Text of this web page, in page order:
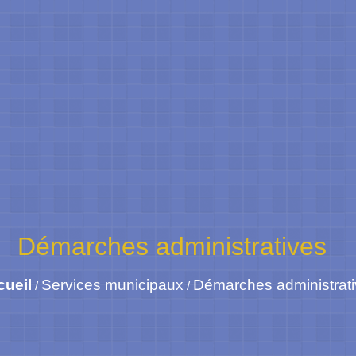
Démarches administratives
/ Services municipaux / Démarches